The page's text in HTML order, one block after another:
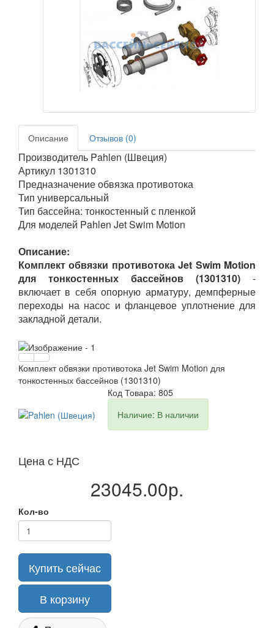
Описание Отзывов (0)
Производитель Pahlen (Швеция)
Артикул 1301310
Предназначение обвязка противотока
Тип универсальный
Тип бассейна: тонкостенный с пленкой
Для моделей Pahlen Jet Swim Motion
Описание:
Комплект обвязки противотока Jet Swim Motion
для тонкостенных бассейнов (1301310) -
включает в себя опорную арматуру, демпферные
переходы на насос и фланцевое уплотнение для
закладной детали.
Комплект обвязки противотока Jet Swim Motion для
тонкостенных бассейнов (1301310)
Код Товара: 805
Наличие: В наличии
Цена с НДС
23045.00р.
Кол-во
Купить сейчас
В корзину